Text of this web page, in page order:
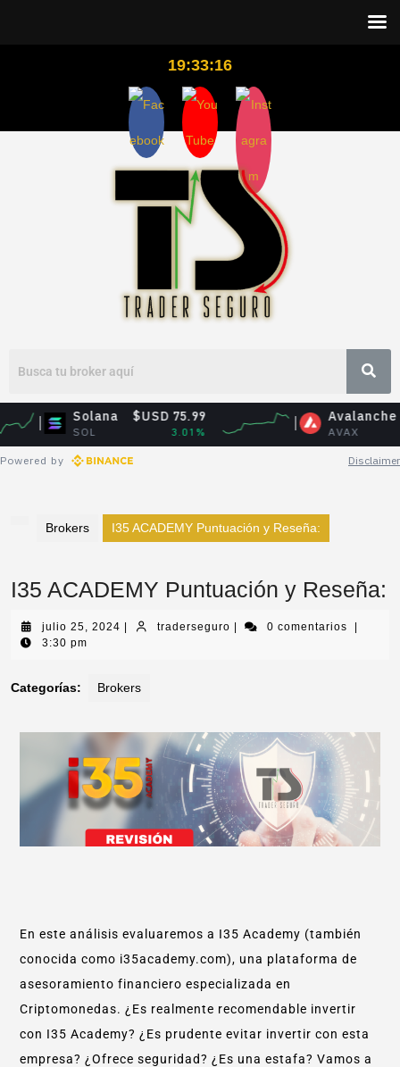
19:33:17
Solana
SOL
$USD 75.99 Avalanche
AVAX
$USD
Powered by Disclaimer
Brokers I35 ACADEMY Puntuación y Reseña:
I35 ACADEMY Puntuación y Reseña:
julio 25, 2024 traderseguro 0 comentarios
3:30 pm
Categorías: Brokers
En este análisis evaluaremos a I35 Academy (también
conocida como i35academy.com), una plataforma de
asesoramiento financiero especializada en
Criptomonedas. ¿Es realmente recomendable invertir
con I35 Academy? ¿Es prudente evitar invertir con esta
empresa? ¿Ofrece seguridad? ¿Es una estafa? Vamos a